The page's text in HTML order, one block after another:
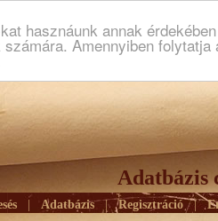
hasznáunk annak
Amennyiben
Adatbázis
Adatbázis | Regisztráció |